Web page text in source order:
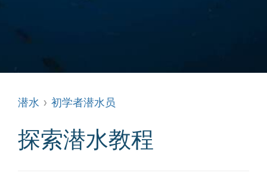
潜水 初学者潜水员
探索潜水教程